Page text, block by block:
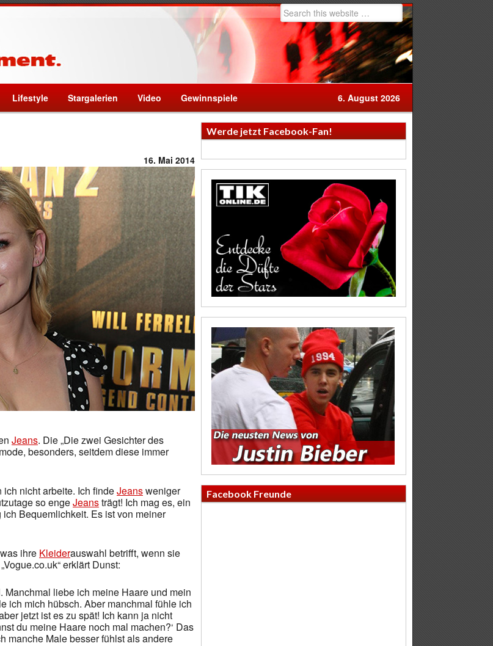
Lifestyle Stargalerien Video Gewinnspiele 6. August 2026
16. Mai 2014
Jeans. Die „Die zwei Gesichter des
mode, besonders, seitdem diese immer
nicht arbeite. Ich findeJeansweniger
so engeJeansträgt! Ich mag es, ein
Bequemlichkeit. Es ist von meiner
ihre Kleiderauswahl betrifft, wenn sie
erklärt Dunst:
Manchmal liebe ich meine Haare und mein
ich mich hübsch. Aber manchmal fühle ich
jetzt ist es zu spät! Ich kann ja nicht
du meine Haare noch mal machen?‘ Das
manche Male besser fühlst als andere
Werde jetzt Facebook-Fan!
Facebook Freunde